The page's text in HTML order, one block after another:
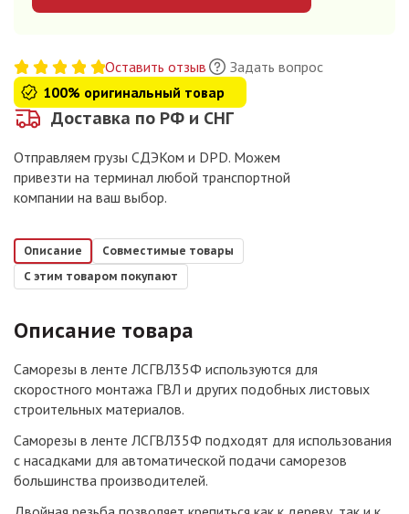
Оставить отзыв
Задать вопрос
100% оригинальный товар
Доставка по РФ и СНГ
Отправляем грузы СДЭКом и DPD. Можем
привезти на терминал любой транспортной
компании на ваш выбор.
Описание
Совместимые товары
С этим товаром покупают
Описание товара
Саморезы в ленте ЛСГВЛ35Ф используются для
скоростного монтажа ГВЛ и других подобных листовых
строительных материалов.
Саморезы в ленте ЛСГВЛ35Ф подходят для использования
с насадками для автоматической подачи саморезов
большинства производителей.